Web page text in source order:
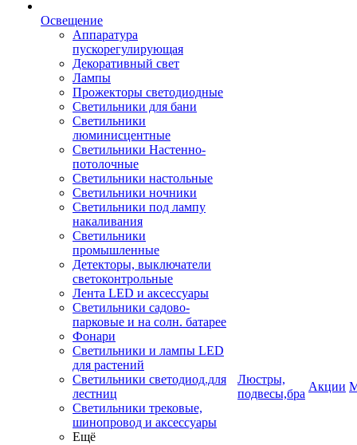
Освещение
Аппаратура
пускорегулирующая
Декоративный свет
Лампы
Прожекторы светодиодные
Светильники для бани
Светильники
люминисцентные
Светильники Настенно-
потолочные
Светильники настольные
Светильники ночники
Светильники под лампу
накаливания
Светильники
промышленные
Детекторы, выключатели
светоконтрольные
Лента LED и аксессуары
Светильники садово-
парковые и на солн. батарее
Фонари
Светильники и лампы LED
для растений
Светильники светодиод.для
лестниц
Светильники трековые,
шинопровод и аксессуары
Ещё
Люстры,
подвесы,бра
Акции